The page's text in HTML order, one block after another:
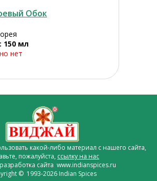
Обок
150 мл
нет
какой-либо материал с нашего сайта,
пожалуйста, ссылку на нас
сайта www.indianspices.ru
© 1993-2026 Indian Spices